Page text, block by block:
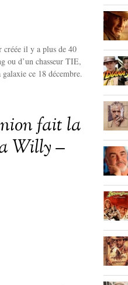
il y a plus de 40
ou d’un chasseur TIE,
ce 18 décembre.
fait la
Willy –